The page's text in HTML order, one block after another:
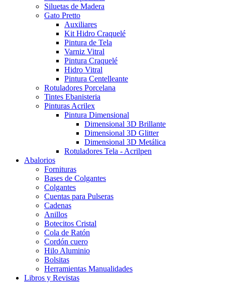
Siluetas de Madera
Gato Pretto
Auxiliares
Kit Hidro Craquelé
Pintura de Tela
Varniz Vitral
Pintura Craquelé
Hidro Vitral
Pintura Centelleante
Rotuladores Porcelana
Tintes Ebanisteria
Pinturas Acrilex
Pintura Dimensional
Dimensional 3D Brillante
Dimensional 3D Glitter
Dimensional 3D Metálica
Rotuladores Tela - Acrilpen
Abalorios
Fornituras
Bases de Colgantes
Colgantes
Cuentas para Pulseras
Cadenas
Anillos
Botecitos Cristal
Cola de Ratón
Cordón cuero
Hilo Aluminio
Bolsitas
Herramientas Manualidades
Libros y Revistas